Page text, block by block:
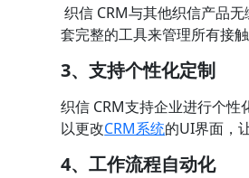
织信 CRM与其他织信产品
套完整的工具来管理所有接触
3、支持个性化定制
织信 CRM支持企业进行个
以更改CRM系统的UI界面，
4、工作流程自动化